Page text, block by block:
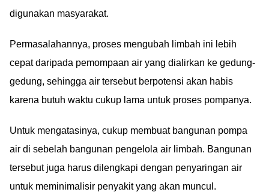
digunakan masyarakat.
Permasalahannya, proses mengubah limbah ini lebih
cepat daripada pemompaan air yang dialirkan ke gedung-
gedung, sehingga air tersebut berpotensi akan habis
karena butuh waktu cukup lama untuk proses pompanya.
Untuk mengatasinya, cukup membuat bangunan pompa
air di sebelah bangunan pengelola air limbah. Bangunan
tersebut juga harus dilengkapi dengan penyaringan air
untuk meminimalisir penyakit yang akan muncul.